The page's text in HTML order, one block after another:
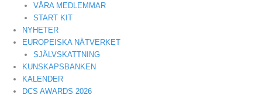
VÅRA MEDLEMMAR
START KIT
NYHETER
EUROPEISKA NÄTVERKET
SJÄLVSKATTNING
KUNSKAPSBANKEN
KALENDER
DCS AWARDS 2026